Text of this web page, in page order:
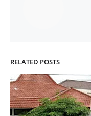
RELATED POSTS